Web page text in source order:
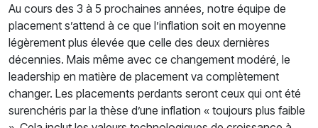
Au cours des 3 à 5 prochaines années, notre équipe de
placement s’attend à ce que l’inflation soit en moyenne
légèrement plus élevée que celle des deux dernières
décennies. Mais même avec ce changement modéré, le
leadership en matière de placement va complètement
changer. Les placements perdants seront ceux qui ont été
surenchéris par la thèse d’une inflation « toujours plus faible